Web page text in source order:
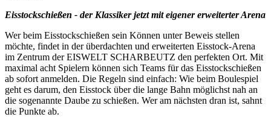
Eisstockschießen - der Klassiker jetzt mit eigener erweiterter Arena
Wer beim Eisstockschießen sein Können unter Beweis stellen
möchte, findet in der überdachten und erweiterten Eisstock-Arena
im Zentrum der EISWELT SCHARBEUTZ den perfekten Ort. Mit
maximal acht Spielern können sich Teams für das Eisstockschießen
ab sofort anmelden. Die Regeln sind einfach: Wie beim Boulespiel
geht es darum, den Eisstock über die lange Bahn möglichst nah an
die sogenannte Daube zu schießen. Wer am nächsten dran ist, sahnt
die Punkte ab.